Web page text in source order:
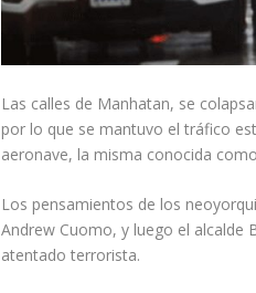
Las calles de Manhatan, se
por lo que se mantuvo el tráfico
aeronave, la misma conocida
Los pensamientos de los
Andrew Cuomo, y luego el alcalde
atentado terrorista.